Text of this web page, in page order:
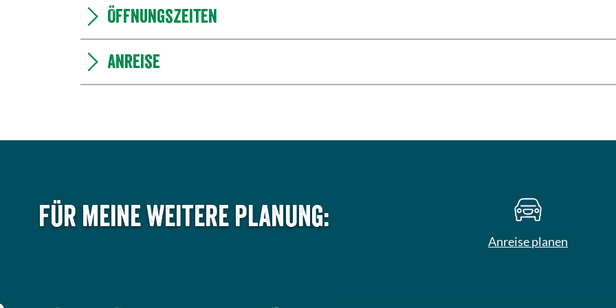
Öffnungszeiten
Anreise
Für meine weitere Planung:
Anreise planen